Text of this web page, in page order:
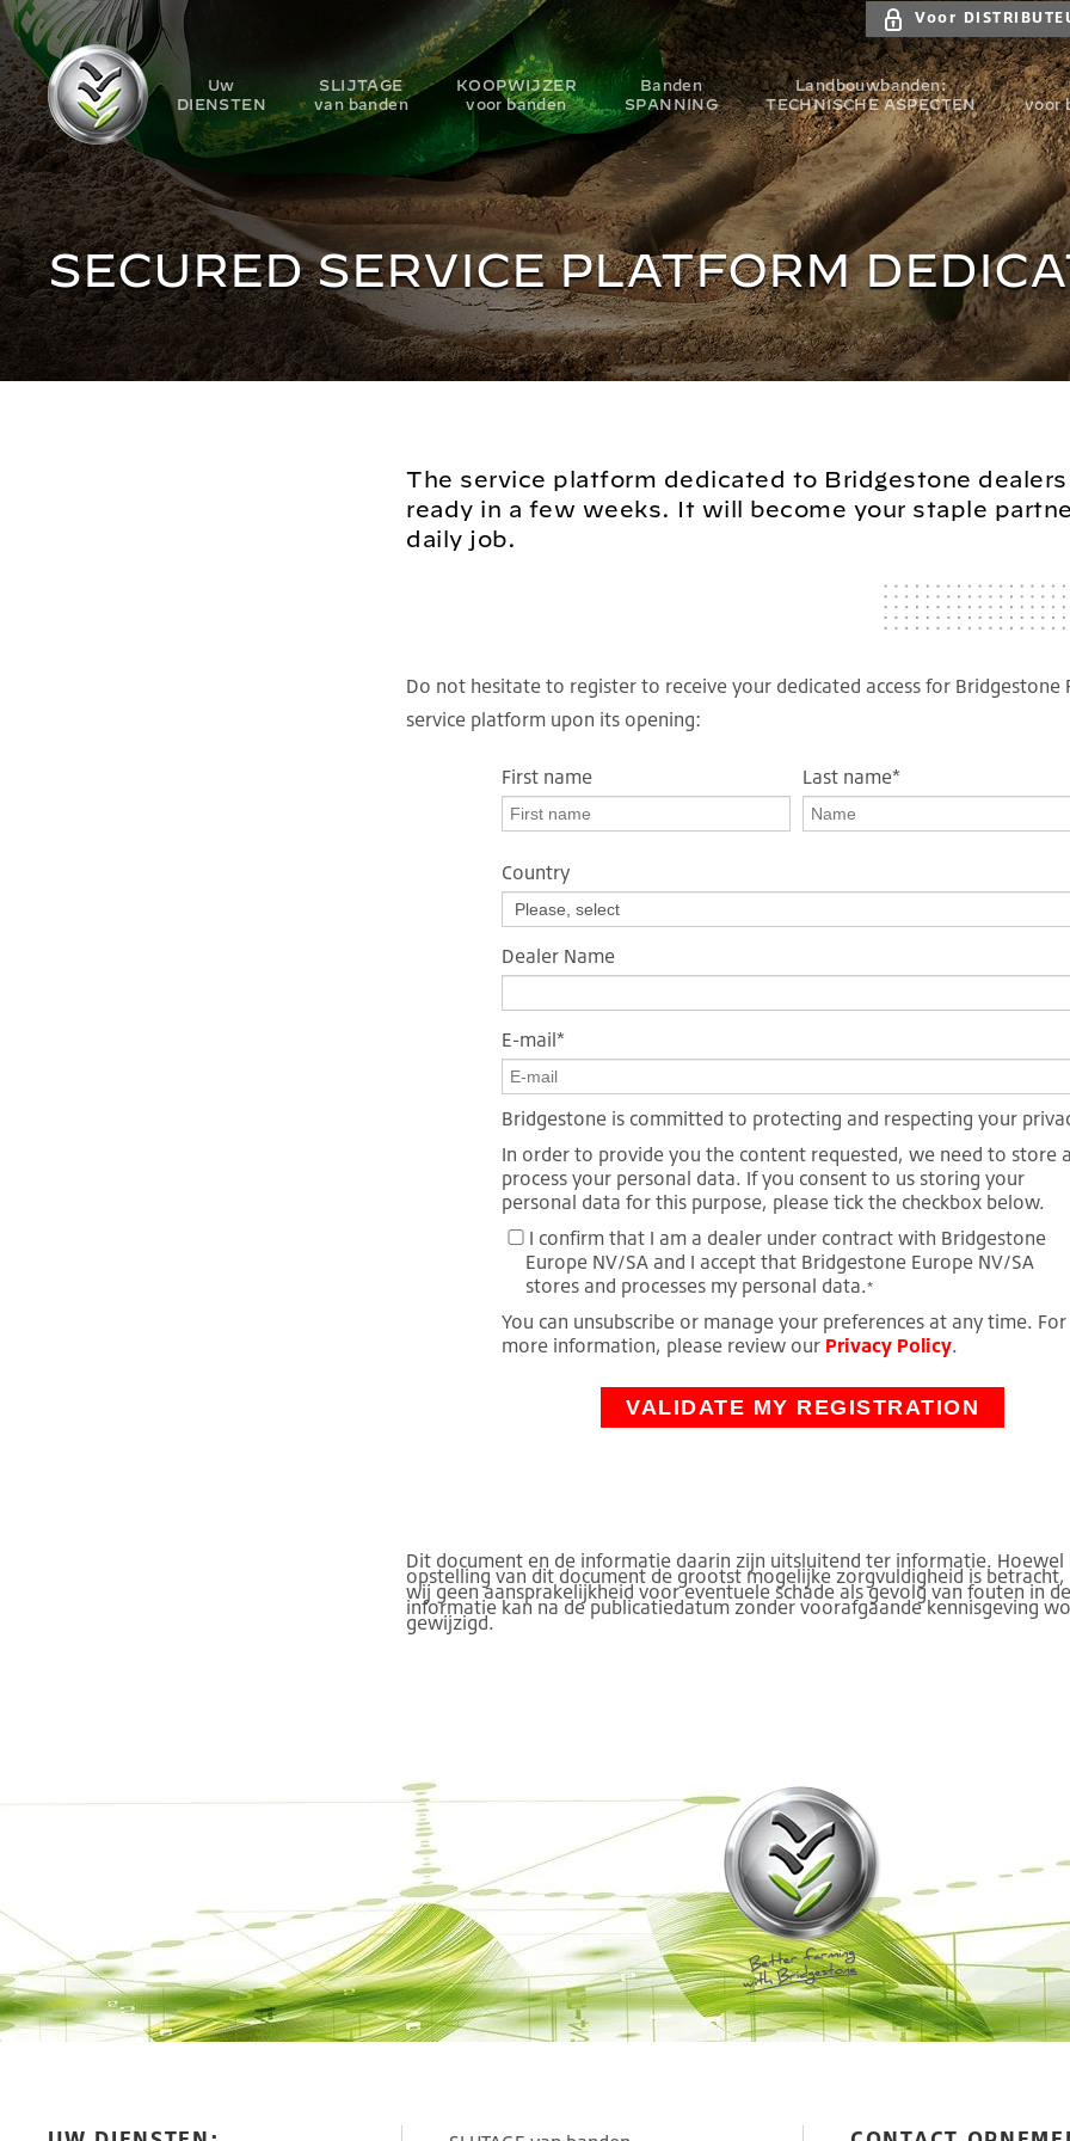
Voor
Uw
DIENSTEN
SLIJTAGE
van banden
KOOPWIJZER
voor banden
Banden
SPANNING
Landbouwbanden:
TECHNISCHE ASPECTEN
voor
SECURED SERVICE PLATFORM
The service platform dedicated to Bridgestone
ready in a few weeks. It will become your staple
daily job.
Do not hesitate to register to receive your dedicated access for Bridgestone
service platform upon its opening:
First name Last name*
Country
Dealer Name
E-mail*
Bridgestone is committed to protecting and respecting your
In order to provide you the content requested, we need to store
process your personal data. If you consent to us storing your
personal data for this purpose, please tick the checkbox below.
I confirm that I am a dealer under contract with Bridgestone
Europe NV/SA and I accept that Bridgestone Europe NV/SA
stores and processes my personal data.*
You can unsubscribe or manage your preferences at any time. For
more information, please review our Privacy Policy.
Dit document en de informatie daarin zijn uitsluitend ter informatie. Hoewel
opstelling van dit document de grootst mogelijke zorgvuldigheid is betracht,
wij geen aansprakelijkheid voor eventuele schade als gevolg van fouten in
informatie kan na de publicatiedatum zonder voorafgaande kennisgeving
gewijzigd.